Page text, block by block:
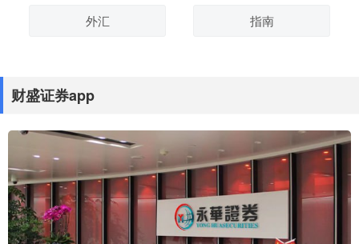
外汇 指南
财盛证券app